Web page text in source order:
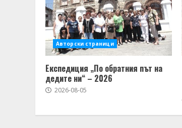
Авторски страници
Експедиция „По обратния път на
дедите ни“ – 2026
2026-08-05